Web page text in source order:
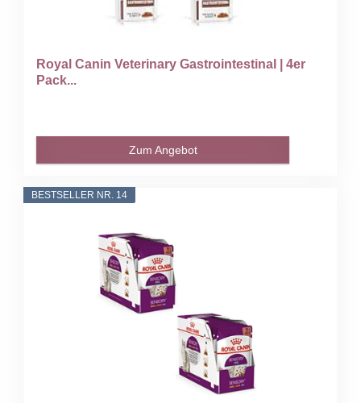
Royal Canin Veterinary Gastrointestinal | 4er
Pack...
Zum Angebot
BESTSELLER NR. 14